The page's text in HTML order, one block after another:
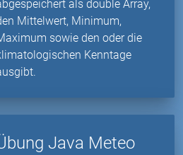
als double Array,
Mittelwert, Minimum,
sowie den oder die
Kenntage
Java Meteo